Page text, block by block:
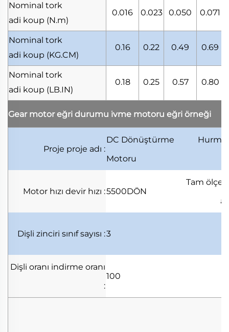
Nominal tork
adi koup (N.m)
0.016 0.023 0.050 0.071
Nominal tork
adi koup (KG.CM)
0.16 0.22 0.49 0.69
Nominal tork
adi koup (LB.IN)
0.18 0.25 0.57 0.80
Gear motor eğri durumu i̇vme motoru eğri örneği
Proje proje adı :
DC Dönüştürme
Motoru
Hurma
Motor hızı devir hızı :5500DÖN
Tam
Dişli zinciri sınıf sayısı :3
Dişli oranı indirme oranı
:
100